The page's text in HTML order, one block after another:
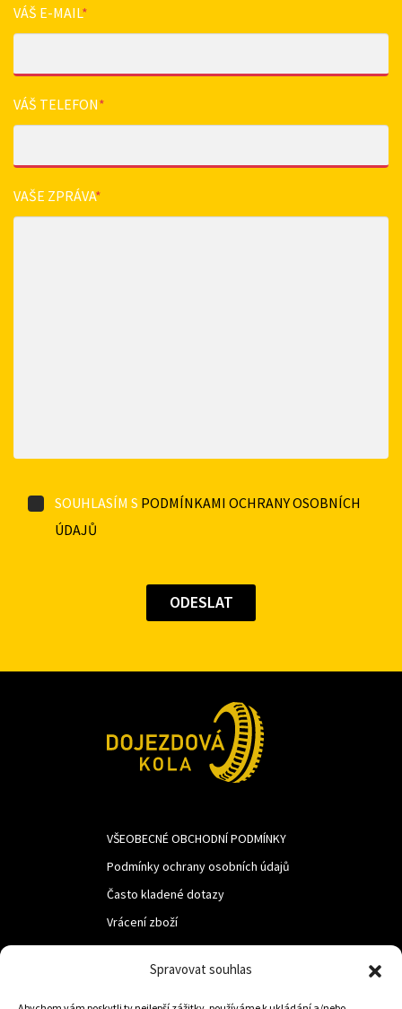
Spravovat souhlas
VÁŠ E-MAIL*
VÁŠ TELEFON*
VAŠE ZPRÁVA*
SOUHLASÍM S PODMÍNKAMI OCHRANY OSOBNÍCH
ÚDAJŮ
VŠEOBECNÉ OBCHODNÍ PODMÍNKY
Podmínky ochrany osobních údajů
Často kladené dotazy
Vrácení zboží
LUF s.r.o.